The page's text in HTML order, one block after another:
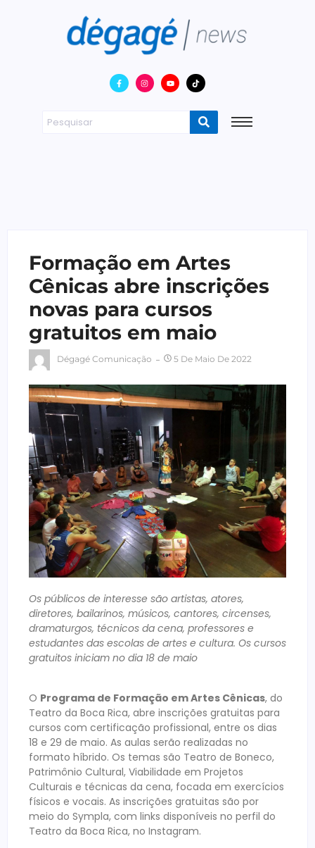
Formação em Artes
Cênicas abre inscrições
novas para cursos
gratuitos em maio
Dégagé Comunicação 5 De Maio De 2022
Os públicos de interesse são artistas, atores,
diretores, bailarinos, músicos, cantores, circenses,
dramaturgos, técnicos da cena, professores e
estudantes das escolas de artes e cultura. Os cursos
gratuitos iniciam no dia 18 de maio
O Programa de Formação em Artes Cênicas, do
Teatro da Boca Rica, abre inscrições gratuitas para
cursos com certificação profissional, entre os dias
18 e 29 de maio. As aulas serão realizadas no
formato híbrido. Os temas são Teatro de Boneco,
Patrimônio Cultural, Viabilidade em Projetos
Culturais e técnicas da cena, focada em exercícios
físicos e vocais. As inscrições gratuitas são por
meio do Sympla, com links disponíveis no perfil do
Teatro da Boca Rica, no Instagram.